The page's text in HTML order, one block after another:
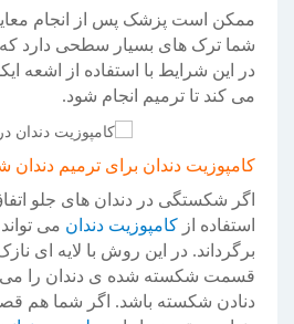
ممکن است پزشک پس از انجام
شما ترک های بسیار سطحی دارد که
در این شرایط با استفاده از اشعه
می کند تا ترمیم انجام شود.
کامپوزیت دندان برای ترمیم دندان
اگر شکستگی در دندان های جلو اتفاق
استفاده از کامپوزیت دندان می
برگرداند. در این روش با لایه ای
قسمت شکسته شده ی دندان را می
دنادن شکسته باشد. اگر شما هم